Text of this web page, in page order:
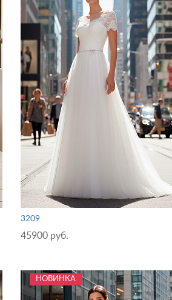
3209
45900 руб.
НОВИНКА